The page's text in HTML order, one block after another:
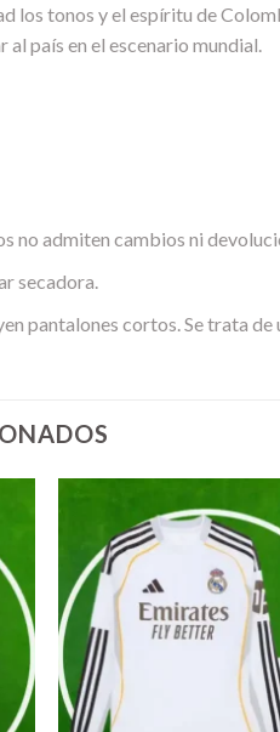
los tonos y el espíritu de
país en el escenario mundial.
no admiten cambios ni
secadora.
pantalones cortos. Se trata